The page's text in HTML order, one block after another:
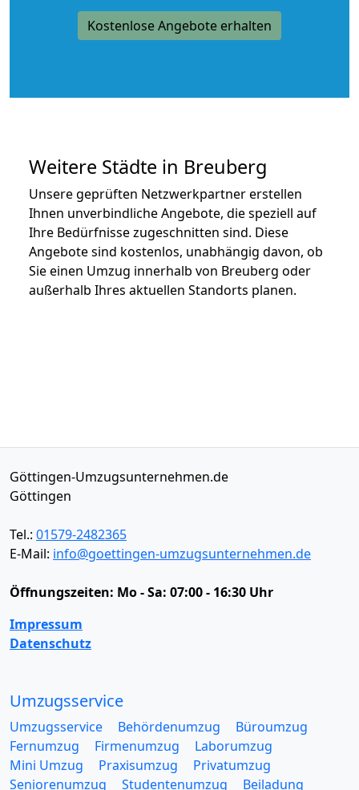
Kostenlose Angebote erhalten
Weitere Städte in Breuberg
Unsere geprüften Netzwerkpartner erstellen
Ihnen unverbindliche Angebote, die speziell auf
Ihre Bedürfnisse zugeschnitten sind. Diese
Angebote sind kostenlos, unabhängig davon, ob
Sie einen Umzug innerhalb von Breuberg oder
außerhalb Ihres aktuellen Standorts planen.
Göttingen-Umzugsunternehmen.de
Göttingen
Tel.: 01579-2482365
E-Mail: info@goettingen-umzugsunternehmen.de
Öffnungszeiten: Mo - Sa: 07:00 - 16:30 Uhr
Impressum
Datenschutz
Umzugsservice
Umzugsservice Behördenumzug
Büroumzug
Fernumzug
Firmenumzug
Laborumzug
Mini Umzug
Praxisumzug
Privatumzug
Seniorenumzug
Studentenumzug
Beiladung